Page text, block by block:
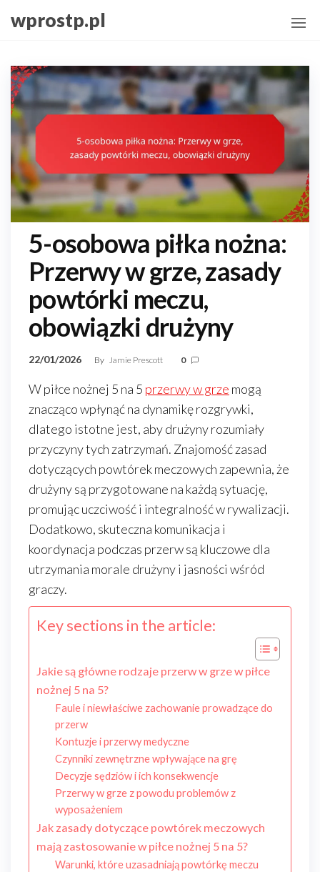
content
wprostp.pl
5-osobowa piłka nożna:
Przerwy w grze, zasady
powtórki meczu,
obowiązki drużyny
22/01/2026 By Jamie Prescott 0
W piłce nożnej 5 na 5 przerwy w grze mogą
znacząco wpłynąć na dynamikę rozgrywki,
dlatego istotne jest, aby drużyny rozumiały
przyczyny tych zatrzymań. Znajomość zasad
dotyczących powtórek meczowych zapewnia, że
drużyny są przygotowane na każdą sytuację,
promując uczciwość i integralność w rywalizacji.
Dodatkowo, skuteczna komunikacja i
koordynacja podczas przerw są kluczowe dla
utrzymania morale drużyny i jasności wśród
graczy.
Key sections in the article:
Jakie są główne rodzaje przerw w grze w piłce
nożnej 5 na 5?
Faule i niewłaściwe zachowanie prowadzące do
przerw
Kontuzje i przerwy medyczne
Czynniki zewnętrzne wpływające na grę
Decyzje sędziów i ich konsekwencje
Przerwy w grze z powodu problemów z
wyposażeniem
Jak zasady dotyczące powtórek meczowych
mają zastosowanie w piłce nożnej 5 na 5?
Warunki, które uzasadniają powtórkę meczu